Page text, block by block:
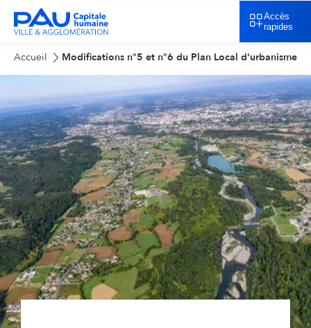
Accès
rapides
Accueil Modifications n°5 et n°6 du Plan Local d'urbanisme